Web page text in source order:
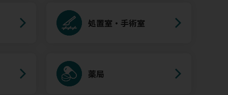
処置室・手術室
薬局